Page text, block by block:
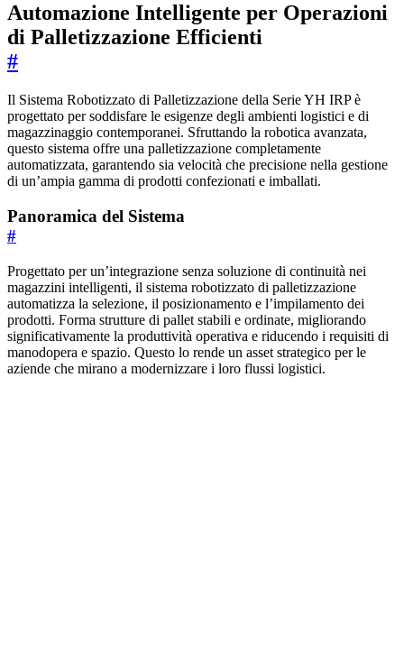
Automazione Intelligente per Operazioni
di Palletizzazione Efficienti
#
Il Sistema Robotizzato di Palletizzazione della Serie YH IRP è
progettato per soddisfare le esigenze degli ambienti logistici e di
magazzinaggio contemporanei. Sfruttando la robotica avanzata,
questo sistema offre una palletizzazione completamente
automatizzata, garantendo sia velocità che precisione nella gestione
di un’ampia gamma di prodotti confezionati e imballati.
Panoramica del Sistema
#
Progettato per un’integrazione senza soluzione di continuità nei
magazzini intelligenti, il sistema robotizzato di palletizzazione
automatizza la selezione, il posizionamento e l’impilamento dei
prodotti. Forma strutture di pallet stabili e ordinate, migliorando
significativamente la produttività operativa e riducendo i requisiti di
manodopera e spazio. Questo lo rende un asset strategico per le
aziende che mirano a modernizzare i loro flussi logistici.